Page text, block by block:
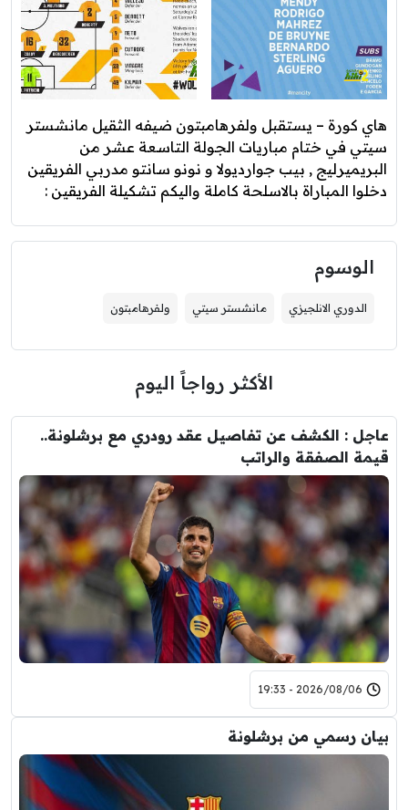
هاي كورة – يستقبل ولفرهامبتون ضيفه الثقيل مانشستر
سيتي في ختام مباريات الجولة التاسعة عشر من
البريميرليج , بيب جوارديولا و نونو سانتو مدربي الفريقين
دخلوا المباراة بالاسلحة كاملة واليكم تشكيلة الفريقين :
الوسوم
الدوري الانلجيزي مانشستر سيتي ولفرهامبتون
الأكثر رواجاً اليوم
عاجل : الكشف عن تفاصيل عقد رودري مع برشلونة..
قيمة الصفقة والراتب
2026/08/06 - 19:33
بيان رسمي من برشلونة